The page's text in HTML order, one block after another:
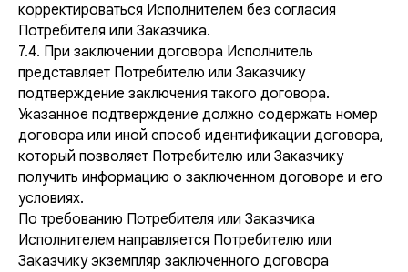
корректироваться Исполнителем без согласия
Потребителя или Заказчика.
7.4. При заключении договора Исполнитель
представляет Потребителю или Заказчику
подтверждение заключения такого договора.
Указанное подтверждение должно содержать номер
договора или иной способ идентификации договора,
который позволяет Потребителю или Заказчику
получить информацию о заключенном договоре и его
условиях.
По требованию Потребителя или Заказчика
Исполнителем направляется Потребителю или
Заказчику экземпляр заключенного договора